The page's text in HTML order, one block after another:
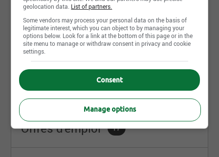
travail exemplaires qu’elle offre à ses 684 employés,
dont 182 se sont joints à l’équipe en 2018.
Partager cette page
Offres d'emploi 17
geolocation data. List of partners.
Some vendors may process your personal data on the basis of
legitimate interest, which you can object to by managing your
options below. Look for a link at the bottom of this page or in the
site menu to manage or withdraw consent in privacy and cookie
settings.
Consent
Manage options